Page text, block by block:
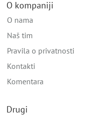
O kompaniji
O nama
Naš tim
Pravila o privatnosti
Kontakti
Komentara
Drugi